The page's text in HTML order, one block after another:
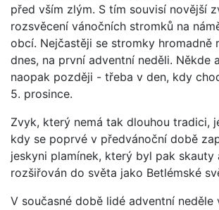
před vším zlým. S tím souvisí novější
rozsvěcení vánočních stromků na
obcí. Nejčastěji se stromky hromadně
dnes, na první adventní neděli. Někde
naopak později - třeba v den, kdy
5. prosince.
Zvyk, který nemá tak dlouhou tradici,
kdy se poprvé v předvánoční době
jeskyni plamínek, který byl pak
rozšiřován do světa jako Betlémské
V současné době lidé adventní neděle